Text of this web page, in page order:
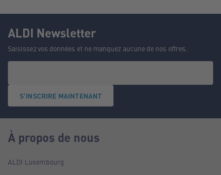
ALDI Newsletter
Saisissez vos données et ne manquez aucune de nos offres.
S'INSCRIRE MAINTENANT
À propos de nous
ALDI Luxembourg